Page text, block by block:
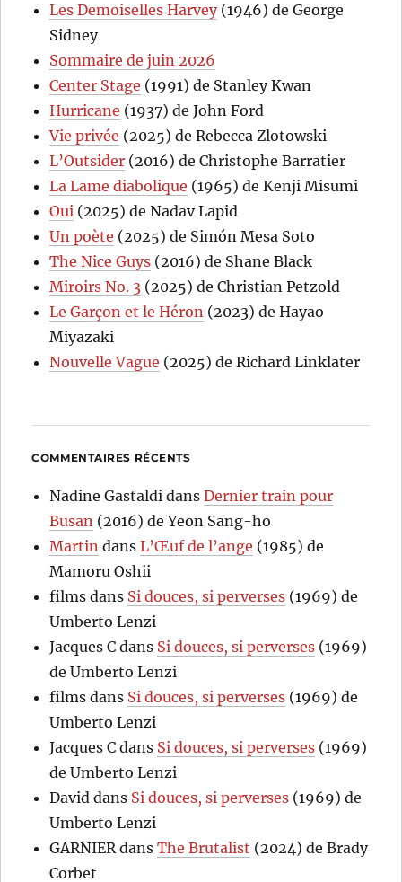
Les Demoiselles Harvey(1946) de George
Sidney
Sommaire de juin 2026
Center Stage (1991) de Stanley Kwan
Hurricane (1937) de John Ford
Vie privée (2025) de Rebecca Zlotowski
L’Outsider (2016) de Christophe Barratier
La Lame diabolique (1965) de Kenji Misumi
Oui (2025) de Nadav Lapid
Un poète (2025) de Simón Mesa Soto
The Nice Guys (2016) de Shane Black
Miroirs No. 3 (2025) de Christian Petzold
Le Garçon et le Héron (2023) de Hayao
Miyazaki
Nouvelle Vague (2025) de Richard Linklater
COMMENTAIRES RÉCENTS
Nadine Gastaldi dansDernier train pour
Busan (2016) de Yeon Sang-ho
Martin dansL’Œuf de l’ange (1985) de
Mamoru Oshii
films dans Si douces, si perverses (1969) de
Umberto Lenzi
Jacques C dans Si douces, si perverses (1969)
de Umberto Lenzi
films dans Si douces, si perverses (1969) de
Umberto Lenzi
Jacques C dans Si douces, si perverses (1969)
de Umberto Lenzi
David dans Si douces, si perverses (1969) de
Umberto Lenzi
GARNIERdansThe Brutalist (2024) de Brady
Corbet